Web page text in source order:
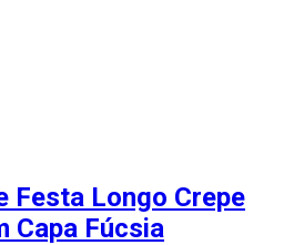
Festa Longo Crepe
Capa Fúcsia